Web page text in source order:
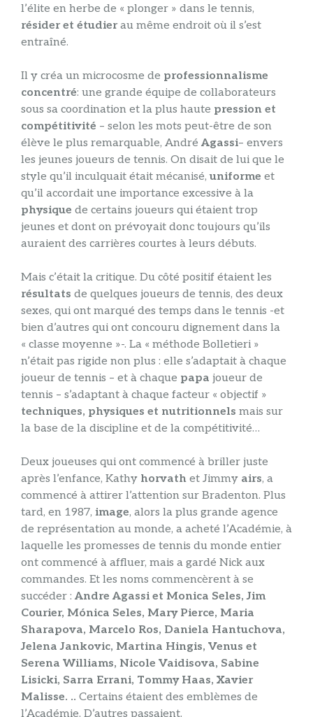
l’élite en herbe de « plonger » dans le tennis,
résider et étudierau même endroit où il s’est
entraîné.
Il y créa un microcosme de professionnalisme
concentré: une grande équipe de collaborateurs
sous sa coordination et la plus haute pression et
compétitivité – selon les mots peut-être de son
élève le plus remarquable, André Agassi– envers
les jeunes joueurs de tennis. On disait de lui que le
style qu’il inculquait était mécanisé,uniforme et
qu’il accordait une importance excessive à la
physique de certains joueurs qui étaient trop
jeunes et dont on prévoyait donc toujours qu’ils
auraient des carrières courtes à leurs débuts.
Mais c’était la critique. Du côté positif étaient les
résultats de quelques joueurs de tennis, des deux
sexes, qui ont marqué des temps dans le tennis -et
bien d’autres qui ont concouru dignement dans la
« classe moyenne »-. La « méthode Bolletieri »
n’était pas rigide non plus : elle s’adaptait à chaque
joueur de tennis – et à chaque papa joueur de
tennis – s’adaptant à chaque facteur « objectif »
techniques, physiques et nutritionnels mais sur
la base de la discipline et de la compétitivité…
Deux joueuses qui ont commencé à briller juste
après l’enfance, Kathy horvath et Jimmy airs, a
commencé à attirer l’attention sur Bradenton. Plus
tard, en 1987, image, alors la plus grande agence
de représentation au monde, a acheté l’Académie, à
laquelle les promesses de tennis du monde entier
ont commencé à affluer, mais a gardé Nick aux
commandes. Et les noms commencèrent à se
succéder : Andre Agassi et Monica Seles, Jim
Courier, Mónica Seles, Mary Pierce, Maria
Sharapova, Marcelo Ros, Daniela Hantuchova,
Jelena Jankovic, Martina Hingis, Venus et
Serena Williams, Nicole Vaidisova, Sabine
Lisicki, Sarra Errani, Tommy Haas, Xavier
Malisse. .. Certains étaient des emblèmes de
l’Académie. D’autres passaient.